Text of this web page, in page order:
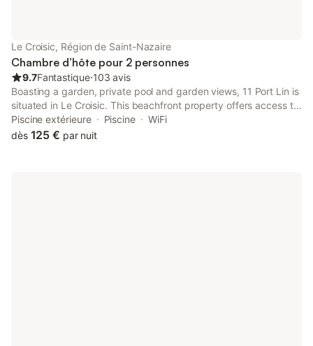
Le Croisic, Région de Saint-Nazaire
Chambre d’hôte pour 2 personnes
9.7Fantastique⋅103 avis
Boasting a garden, private pool and garden views, 11 Port Lin is
situated in Le Croisic. This beachfront property offers access to
a terrace and free WiFi. The property is non-smoking and is
located 300 metres from Jumel Beach.
Piscine extérieure Piscine
WiFi
dès 125 € par nuit